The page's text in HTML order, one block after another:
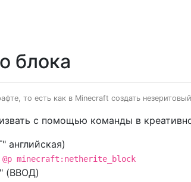
блока
то есть как в Minecraft создать
с помощью команды в
английская)
minecraft:netherite_block
(ВВОД)